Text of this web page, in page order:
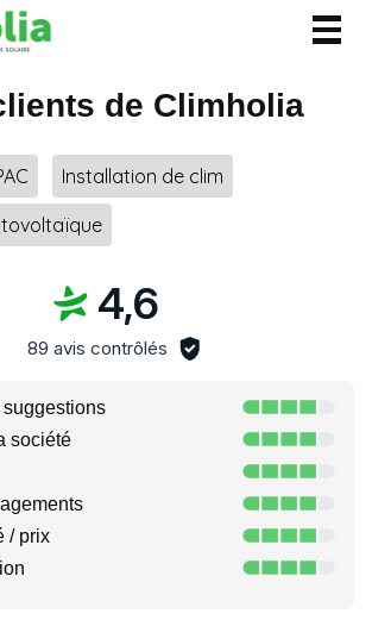
de Climholia
Installation de clim
4,6
89 avis contrôlés
suggestions
société
/ prix